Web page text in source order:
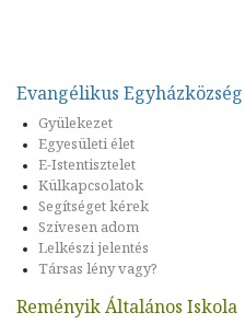
Evangélikus Egyházközség
Gyülekezet
Egyesületi élet
E-Istentisztelet
Külkapcsolatok
Segítséget kérek
Szívesen adom
Lelkészi jelentés
Társas lény vagy?
Reményik Általános Iskola